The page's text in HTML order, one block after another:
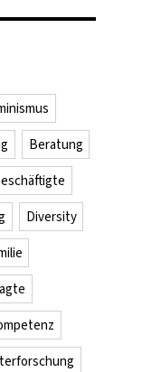
Beratung
Diversity